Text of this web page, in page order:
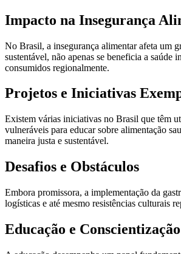
Impacto na Insegurança
No Brasil, a insegurança alimentar afeta um
sustentável, não apenas se beneficia a
consumidos regionalmente.
Projetos e Iniciativas
Existem várias iniciativas no Brasil que têm
vulneráveis para educar sobre alimentação
maneira justa e sustentável.
Desafios e Obstáculos
Embora promissora, a implementação da
logísticas e até mesmo resistências culturais
Educação e Conscientização